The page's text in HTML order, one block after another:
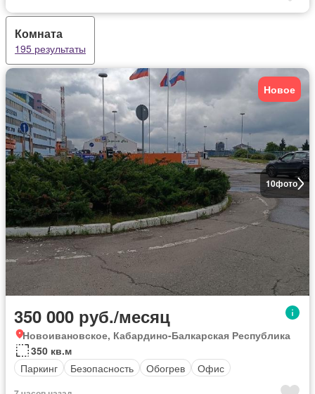
Комната
195 результаты
10фото
Новое
350 000 руб./месяц
Новоивановское, Кабардино-Балкарская Республика
350 кв.м
Паркинг
Безопасность Обогрев Офис